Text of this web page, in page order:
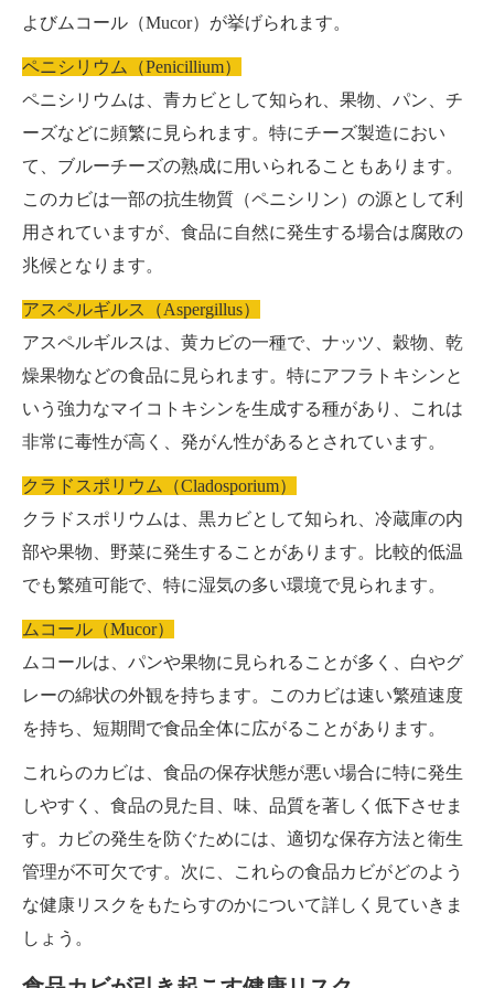
よびムコール（Mucor）が挙げられます。
ペニシリウム（Penicillium）
ペニシリウムは、青カビとして知られ、果物、パン、チ
ーズなどに頻繁に見られます。特にチーズ製造におい
て、ブルーチーズの熟成に用いられることもあります。
このカビは一部の抗生物質（ペニシリン）の源として利
用されていますが、食品に自然に発生する場合は腐敗の
兆候となります。
アスペルギルス（Aspergillus）
アスペルギルスは、黄カビの一種で、ナッツ、穀物、乾
燥果物などの食品に見られます。特にアフラトキシンと
いう強力なマイコトキシンを生成する種があり、これは
非常に毒性が高く、発がん性があるとされています。
クラドスポリウム（Cladosporium）
クラドスポリウムは、黒カビとして知られ、冷蔵庫の内
部や果物、野菜に発生することがあります。比較的低温
でも繁殖可能で、特に湿気の多い環境で見られます。
ムコール（Mucor）
ムコールは、パンや果物に見られることが多く、白やグ
レーの綿状の外観を持ちます。このカビは速い繁殖速度
を持ち、短期間で食品全体に広がることがあります。
これらのカビは、食品の保存状態が悪い場合に特に発生
しやすく、食品の見た目、味、品質を著しく低下させま
す。カビの発生を防ぐためには、適切な保存方法と衛生
管理が不可欠です。次に、これらの食品カビがどのよう
な健康リスクをもたらすのかについて詳しく見ていきま
しょう。